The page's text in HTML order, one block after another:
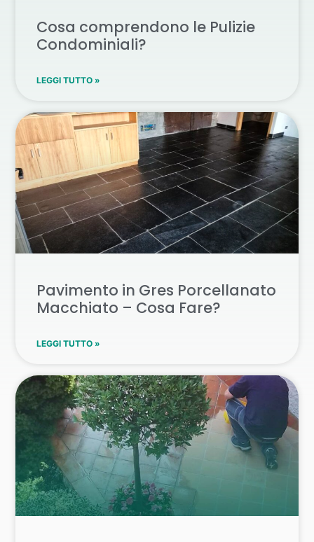
Cosa comprendono le Pulizie
Condominiali?
LEGGI TUTTO »
Pavimento in Gres Porcellanato
Macchiato – Cosa Fare?
LEGGI TUTTO »